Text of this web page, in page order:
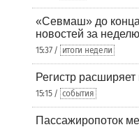
«Севмаш» до
новостей за
15:37 / итоги недели
Регистр
15:15 / события
Пассажиропоток